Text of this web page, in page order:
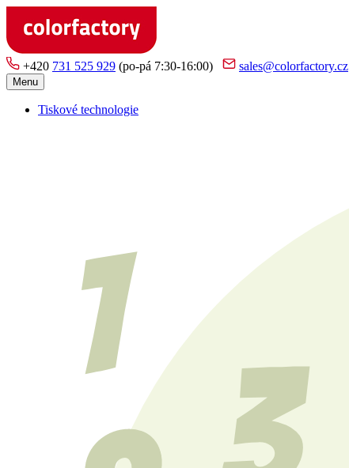
+420 731 525 929 (po-pá 7:30-16:00) sales@colorfactory.cz
Menu
Tiskové technologie